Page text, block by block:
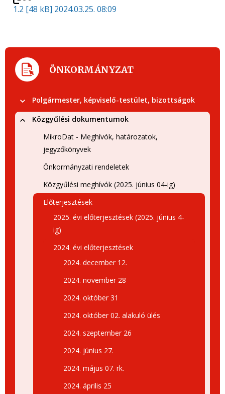
1.2 [48 kB] 2024.03.25. 08:09
ÖNKORMÁNYZAT
Polgármester, képviselő-testület, bizottságok
Közgyűlési dokumentumok
MikroDat - Meghívók, határozatok,
jegyzőkönyvek
Önkormányzati rendeletek
Közgyűlési meghívók (2025. június 04-ig)
Előterjesztések
2025. évi előterjesztések (2025. június 4-
ig)
2024. évi előterjesztések
2024. december 12.
2024. november 28
2024. október 31
2024. október 02. alakuló ülés
2024. szeptember 26
2024. június 27.
2024. május 07. rk.
2024. április 25